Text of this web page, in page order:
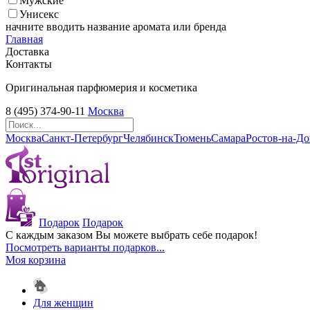
Унисекс
начните вводить название аромата или бренда
Главная
Доставка
Контакты
Оригинальная парфюмерия и косметика
8 (495) 374-90-11 Москва
МоскваСанкт-ПетербургЧелябинскТюменьСамараРостов-на-
Подарок Подарок
С каждым заказом Вы можете выбрать себе подарок!
Посмотреть варианты подарков...
Моя корзина
Для женщин